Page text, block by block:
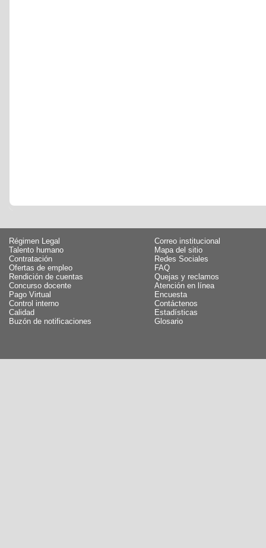
Régimen Legal
Talento humano
Contratación
Ofertas de empleo
Rendición de cuentas
Concurso docente
Pago Virtual
Control interno
Calidad
Buzón de notificaciones
Correo institucional
Mapa del sitio
Redes Sociales
FAQ
Quejas y reclamos
Atención en línea
Encuesta
Contáctenos
Estadísticas
Glosario